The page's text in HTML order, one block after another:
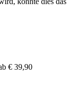
€ 39,90